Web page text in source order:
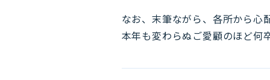
なお、末筆ながら、各所から心
本年も変わらぬご愛顧のほど何